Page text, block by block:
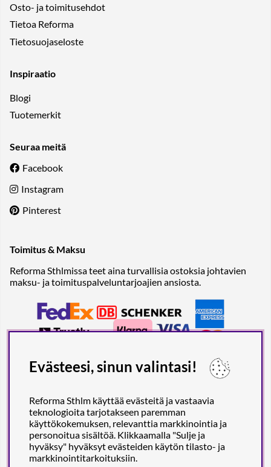
Osto- ja toimitusehdot
Tietoa Reforma
Tietosuojaseloste
Inspiraatio
Blogi
Tuotemerkit
Seuraa meitä
Facebook
Instagram
Pinterest
Toimitus & Maksu
Reforma Sthlmissa teet aina turvallisia ostoksia johtavien
maksu- ja toimituspalveluntarjoajien ansiosta.
Evästeesi, sinun valintasi!
Reforma Sthlm käyttää evästeitä ja vastaavia
teknologioita tarjotakseen paremman
käyttökokemuksen, relevanttia markkinointia ja
personoitua sisältöä. Klikkaamalla "Sulje ja
hyväksy" hyväksyt evästeiden käytön tilasto- ja
markkinointitarkoituksiin.